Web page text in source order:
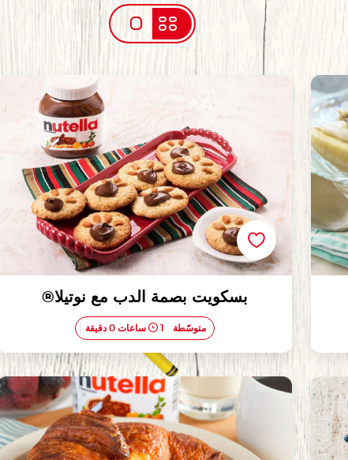
بسكويت بصمة الدب مع نوتيلا®
بسكويت بصمة الدب مع نوتيلا®
متوسّطة 1 ساعات 0 دقيقة
الكرواسان فرنش توست المحشو بنوتيلا®